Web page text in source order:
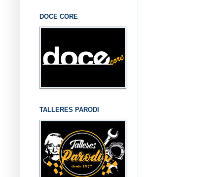
DOCE CORE
TALLERES PARODI